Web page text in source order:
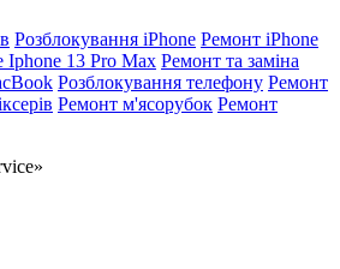
Розблокування iPhone Ремонт iPhone
Iphone 13 Pro Max Ремонт та заміна
Розблокування телефону Ремонт
Ремонт м'ясорубок Ремонт